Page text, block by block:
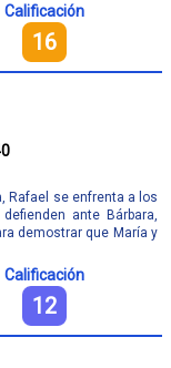
Calificación
16
Rafael se enfrenta a los
ante Bárbara,
demostrar que María y
Calificación
12